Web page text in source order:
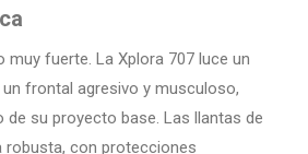
muy fuerte. La Xplora 707 luce un
frontal agresivo y musculoso,
de su proyecto base. Las llantas de
robusta, con protecciones